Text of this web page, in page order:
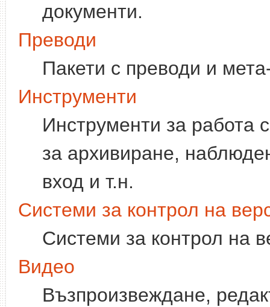
документи.
Преводи
Пакети с преводи и
Инструменти
Инструменти за работа
за архивиране,
вход и т.н.
Системи за контрол на
Системи за контрол на
Видео
Възпроизвеждане,